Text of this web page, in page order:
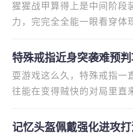
猩猩战甲算得上是中间阶段
力，完完全全能一眼看穿体
特殊戒指近身突袭难预
耍游戏这么久，特殊戒指一
往能在变得贼快的对局里直
记忆头盔佩戴强化进攻